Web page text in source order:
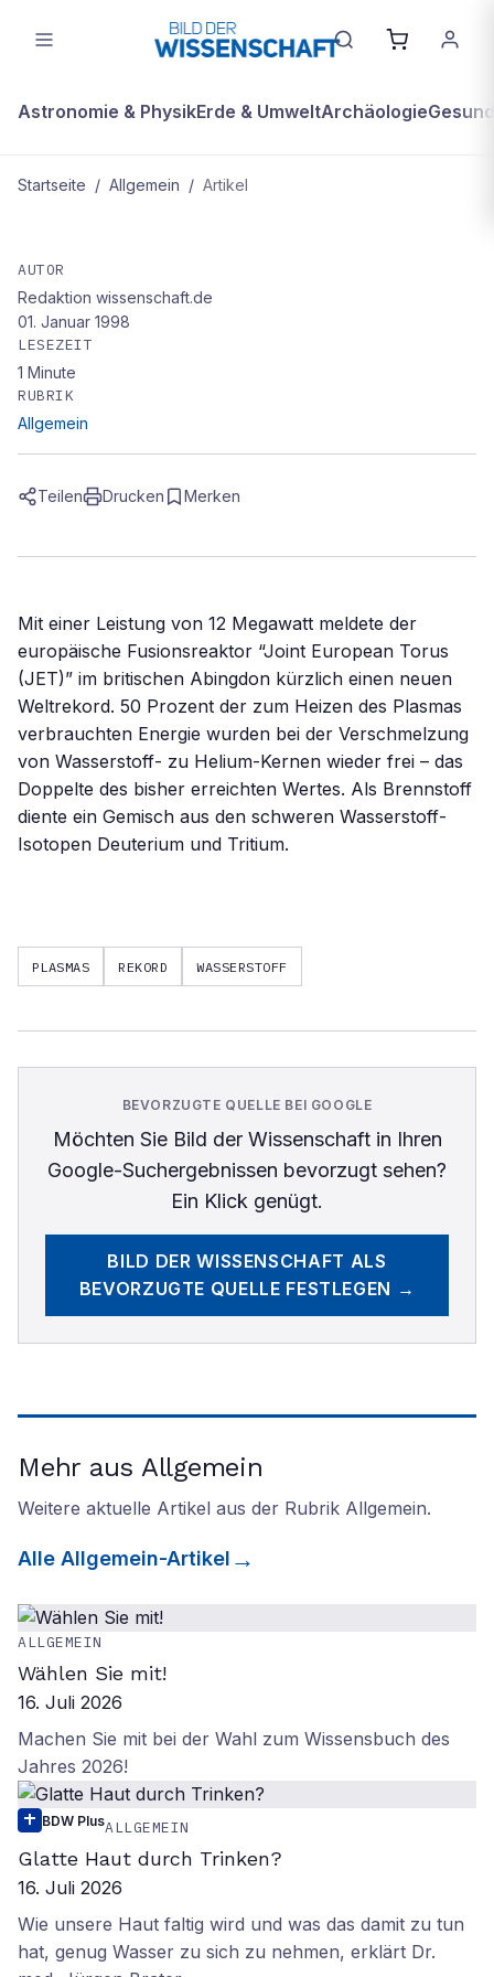
Astronomie & PhysikErde & UmweltArchäologie
Startseite / Allgemein / Artikel
JET schafft neuen Rekord
AUTOR
Redaktion wissenschaft.de
01. Januar 1998
LESEZEIT
1 Minute
RUBRIK
Allgemein
Teilen Drucken Merken
Mit einer Leistung von 12 Megawatt meldete der
europäische Fusionsreaktor “Joint European Torus
(JET)” im britischen Abingdon kürzlich einen neuen
Weltrekord. 50 Prozent der zum Heizen des Plasmas
verbrauchten Energie wurden bei der Verschmelzung
von Wasserstoff- zu Helium-Kernen wieder frei – das
Doppelte des bisher erreichten Wertes. Als Brennstoff
diente ein Gemisch aus den schweren Wasserstoff-
Isotopen Deuterium und Tritium.
PLASMAS REKORD WASSERSTOFF
BEVORZUGTE QUELLE BEI GOOGLE
Möchten Sie Bild der Wissenschaftin Ihren
Google-Suchergebnissen bevorzugt sehen?
Ein Klick genügt.
BILD DER WISSENSCHAFT ALS
BEVORZUGTE QUELLE FESTLEGEN →
Mehr aus Allgemein
Weitere aktuelle Artikel aus der Rubrik Allgemein.
Alle Allgemein-Artikel
ALLGEMEIN
Wählen Sie mit!
16. Juli 2026
Machen Sie mit bei der Wahl zum Wissensbuch des
Jahres 2026!
BDW PlusALLGEMEIN
Glatte Haut durch Trinken?
16. Juli 2026
Wie unsere Haut faltig wird und was das damit zu tun
hat, genug Wasser zu sich zu nehmen, erklärt Dr.